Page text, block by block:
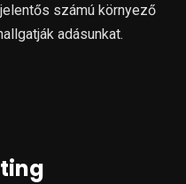
számú környező
adásunkat.